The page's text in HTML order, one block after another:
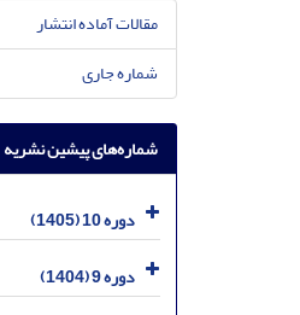
مقالات آماده انتشار
شماره جاری
شماره‌های پیشین نشریه
دوره 10 (1405)
دوره 9 (1404)